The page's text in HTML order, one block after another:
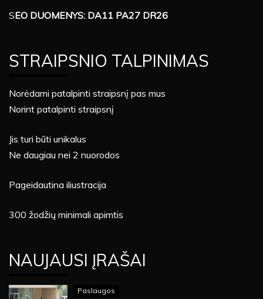
SEO DUOMENYS: DA11 PA27 DR26
STRAIPSNIO TALPINIMAS
Norėdami patalpinti straipsnį pas mus
Norint patalpinti straipsnį
Jis turi būti unikalus
Ne daugiau nei 2 nuorodos
Pageidautina iliustracija
300 žodžių minimali apimtis
NAUJAUSI ĮRAŠAI
Paslaugos